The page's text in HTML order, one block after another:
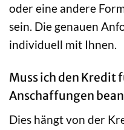
oder eine andere
sein. Die genauen
individuell mit Ihnen.
Muss ich den Kredit
Anschaffungen
Dies hängt von der